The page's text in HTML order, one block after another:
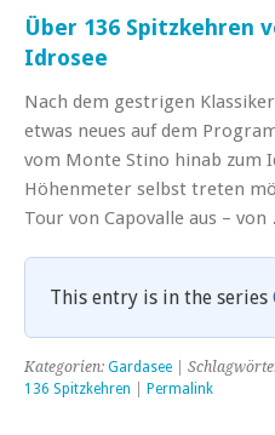
Über 136 Spitzkehren
Idrosee
Nach dem gestrigen
etwas neues auf dem
vom Monte Stino hinab zum
Höhenmeter selbst treten
Tour von Capovalle aus –
This entry is in the series
Kategorien: Gardasee |
136 Spitzkehren
Permalink